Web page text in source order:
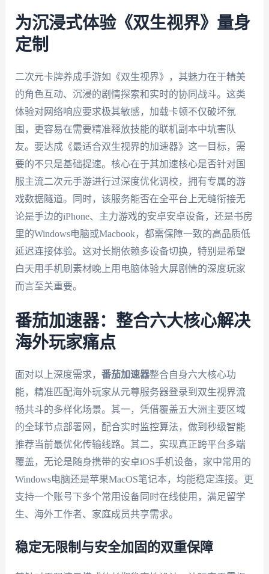
为沉浸式体验《双生视界》量身
定制
二次元卡牌养成手游如《双生视界》，其魅力在于精美
的角色互动、沉浸的剧情探索和实时的协同战斗。这类
体验对网络响应要求极其敏感，加载卡顿不仅破坏氛
围，更容易在需要精准释放技能的联机副本中坑害队
友。要达成《最适合双生视界的加速器》这一目标，需
要的不只是基础提速。核心在于其加速核心是否针对国
服主流二次元手游进行过深度优化调校，拥有专属的游
戏数据隧道。同时，该服务能否在全平台上无缝衔接无
论是手边的iPhone、主力游戏的安卓安卓设备，还是书房
里的Windows电脑或Macbook，都需保障一致的高品质低
延迟连接体验。这对长期依赖多设备切换，特别是希望
白天用手机刷素材晚上用电脑体验大屏剧情的深度玩家
而言至关重要。
番茄加速器：整合六大核心解决
海外玩家痛点
面对以上深度需求， 番茄加速器整合自身六大核心功
能，精准匹配海外玩家从元尊服务器登录到双生视界流
畅共斗的多样化场景。其一，凭借覆盖五大洲主要区域
的全球节点部署网，配合实时监控算法，做到秒级智能
推荐当前最优化传输线路。其二，实现真正跨平台多端
覆盖，无论是随身携带的安卓iOS手机设备，家中常用的
Windows电脑还是苹果MacOS笔记本，均能稳定连接。更
支持一个账号下多个常用设备同时在线使用，满足留学
生、海外工作者、家庭成员共享需求。
稳定无限制与安全加固的双重保障